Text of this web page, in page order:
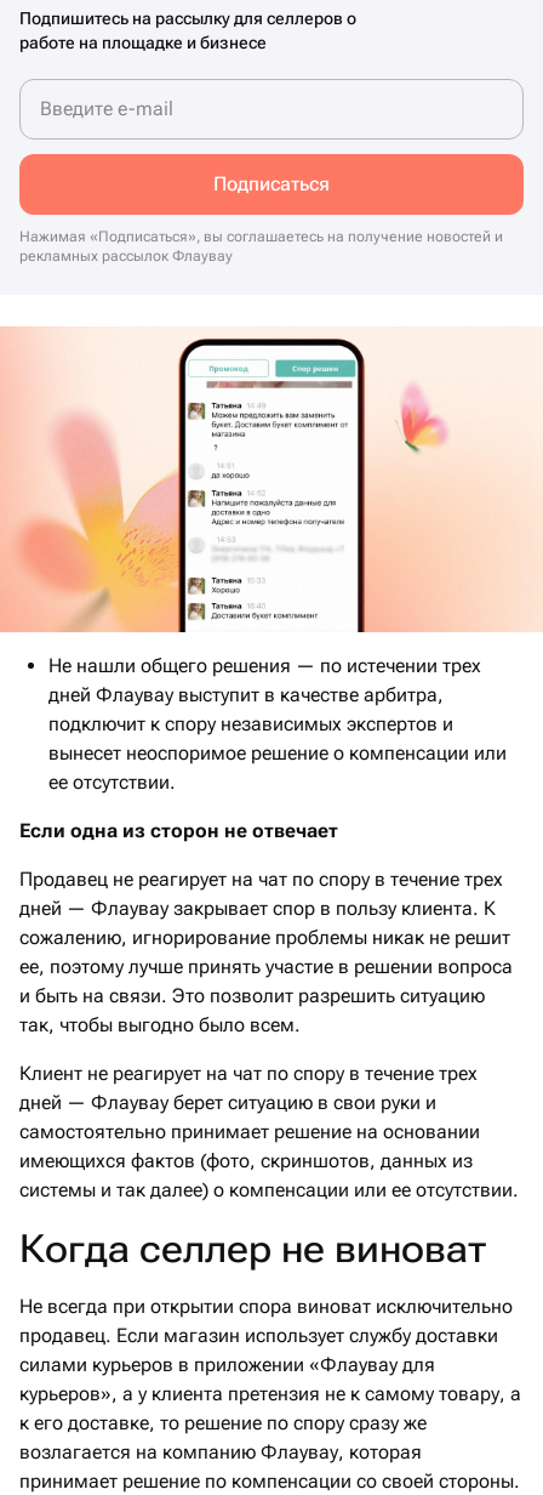
Подпишитесь на рассылку для селлеров о
работе на площадке и бизнесе
Введите e-mail
Подписаться
Нажимая «Подписаться», вы соглашаетесь на получение новостей и
рекламных рассылок Флаувау
Не нашли общего решения — по истечении трех
дней Флаувау выступит в качестве арбитра,
подключит к спору независимых экспертов и
вынесет неоспоримое решение о компенсации или
ее отсутствии.
Если одна из сторон не отвечает
Продавец не реагирует на чат по спору в течение трех
дней — Флаувау закрывает спор в пользу клиента. К
сожалению, игнорирование проблемы никак не решит
ее, поэтому лучше принять участие в решении вопроса
и быть на связи. Это позволит разрешить ситуацию
так, чтобы выгодно было всем.
Клиент не реагирует на чат по спору в течение трех
дней — Флаувау берет ситуацию в свои руки и
самостоятельно принимает решение на основании
имеющихся фактов (фото, скриншотов, данных из
системы и так далее) о компенсации или ее отсутствии.
Когда селлер не виноват
Не всегда при открытии спора виноват исключительно
продавец. Если магазин использует службу доставки
силами курьеров в приложении «Флаувау для
курьеров», а у клиента претензия не к самому товару, а
к его доставке, то решение по спору сразу же
возлагается на компанию Флаувау, которая
принимает решение по компенсации со своей стороны.